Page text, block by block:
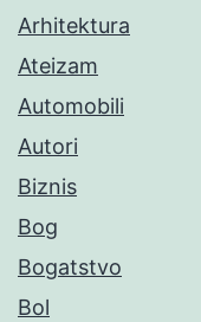
Arhitektura
Ateizam
Automobili
Autori
Biznis
Bog
Bogatstvo
Bol